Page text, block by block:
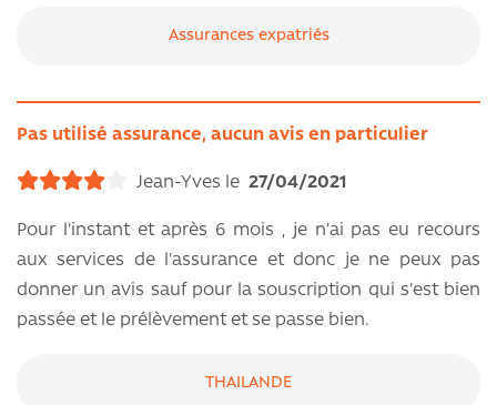
Assurances expatriés
Pas utilisé assurance, aucun avis en particulier
Jean-Yves le 27/04/2021
Pour l'instant et après 6 mois , je n'ai pas eu recours
aux services de l'assurance et donc je ne peux pas
donner un avis sauf pour la souscription qui s'est bien
passée et le prélèvement et se passe bien.
THAILANDE